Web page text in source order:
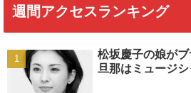
週間アクセスランキング
松坂慶子の娘がブ
旦那はミュージシ